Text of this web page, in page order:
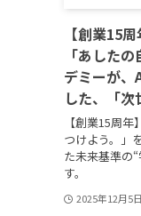
【創業15周
「あした
デミーが
した、「
【創業15周
つけよう。」
た未来基準の
す。
2025年12月5日